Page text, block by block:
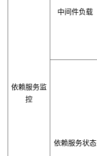
依赖服务监
控
中间件负载
依赖服务状态